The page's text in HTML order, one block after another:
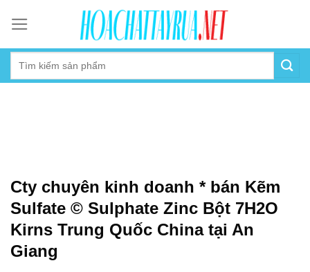
content
Cty chuyên kinh doanh * bán Kẽm
Sulfate © Sulphate Zinc Bột 7H2O
Kirns Trung Quốc China tại An
Giang